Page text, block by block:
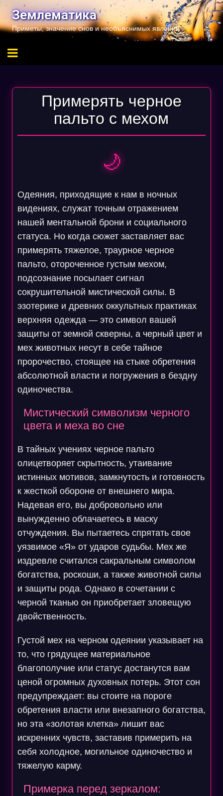
Перейти
содержимому
Землематика
Приметы, значение снов и необъяснимых явлений
Примерять черное
пальто с мехом
🌙
Одеяния, приходящие к нам в ночных
видениях, служат точным отражением
нашей ментальной брони и социального
статуса. Но когда сюжет заставляет вас
примерять тяжелое, траурное черное
пальто, отороченное густым мехом,
подсознание посылает сигнал
сокрушительной мистической силы. В
эзотерике и древних оккультных практиках
верхняя одежда — это символ вашей
защиты от земной скверны, а черный цвет и
мех животных несут в себе тайное
пророчество, стоящее на стыке обретения
абсолютной власти и погружения в бездну
одиночества.
Мистический символизм черного
цвета и меха во сне
В тайных учениях черное пальто
олицетворяет скрытность, утаивание
истинных мотивов, замкнутость и готовность
к жесткой обороне от внешнего мира.
Надевая его, вы добровольно или
вынужденно облачаетесь в маску
отчуждения. Вы пытаетесь спрятать свое
уязвимое «Я» от ударов судьбы. Мех же
издревле считался сакральным символом
богатства, роскоши, а также животной силы
и защиты рода. Однако в сочетании с
черной тканью он приобретает зловещую
двойственность.
Густой мех на черном одеянии указывает на
то, что грядущее материальное
благополучие или статус достанутся вам
ценой огромных духовных потерь. Этот сон
предупреждает: вы стоите на пороге
обретения власти или внезапного богатства,
но эта «золотая клетка» лишит вас
искренних чувств, заставив примерить на
себя холодное, могильное одиночество и
тяжелую карму.
Примерка перед зеркалом: